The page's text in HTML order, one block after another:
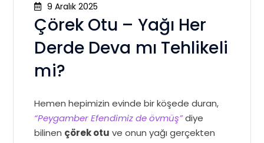
9 Aralık 2025
Çörek Otu – Yağı Her
Derde Deva mı Tehlikeli
mi?
Hemen hepimizin evinde bir köşede duran,
“Peygamber Efendimiz de övmüş”diye
bilinen çörek otu ve onun yağı gerçekten